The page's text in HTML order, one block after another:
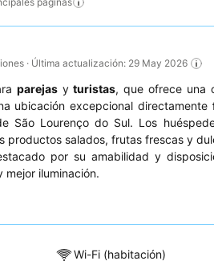
· Última actualización: 29 May 2026
parejasyturistas, que ofrece una
ubicación excepcional directamente
São Lourenço do Sul. Los
productos salados, frutas frescas y
por su amabilidad y
iluminación.
Wi-Fi (habitación)